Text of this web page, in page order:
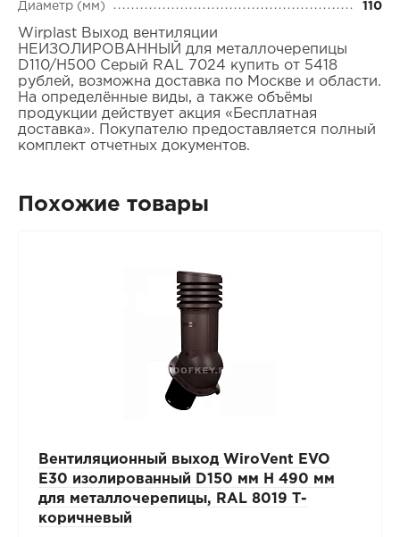
Диаметр (мм) 110
Wirplast Выход вентиляции
НЕИЗОЛИРОВАННЫЙ для металлочерепицы
D110/H500 Серый RAL 7024 купить от 5418
рублей, возможна доставка по Москве и области.
На определённые виды, а также объёмы
продукции действует акция «Бесплатная
доставка». Покупателю предоставляется полный
комплект отчетных документов.
Похожие товары
Вентиляционный выход WiroVent EVO
E30 изолированный D150 мм Н 490 мм
для металлочерепицы, RAL 8019 Т-
коричневый